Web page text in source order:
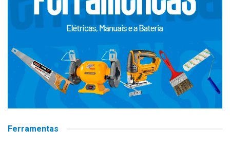
Ferramentas